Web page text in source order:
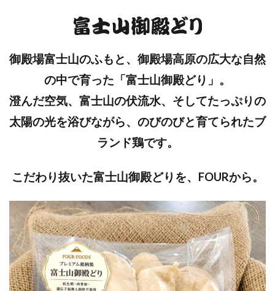
御殿場富士山のふもと、御殿場高原の広大な自然
の中で育った「富士山御殿どり」。
澄んだ空気、富士山の伏流水、そしてたっぷりの
太陽の光を浴びながら、のびのびと育てられたブ
ランド鶏です。
こだわり抜いた富士山御殿どりを、FOURから。